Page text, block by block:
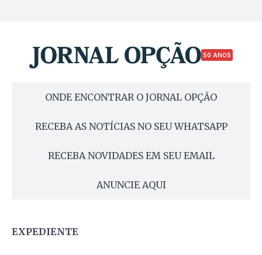
50 ANOS
ONDE ENCONTRAR O JORNAL OPÇÃO
RECEBA AS NOTÍCIAS NO SEU WHATSAPP
RECEBA NOVIDADES EM SEU EMAIL
ANUNCIE AQUI
EXPEDIENTE